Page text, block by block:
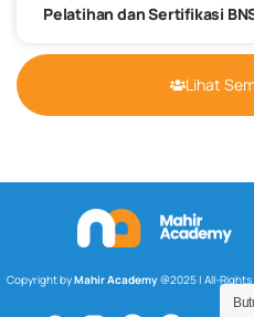
Pelatihan dan Sertifikasi
Lihat
Copyright byMahir Academy@2025 | All-